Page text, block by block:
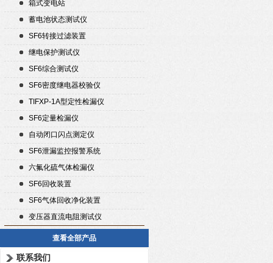
箱式变电站
蓄电池状态测试仪
SF6转接过滤装置
继电保护测试仪
SF6综合测试仪
SF6密度继电器校验仪
TIFXP-1A型定性检漏仪
SF6定量检漏仪
自动闭口闪点测定仪
SF6泄漏监控报警系统
六氟化硫气体检漏仪
SF6回收装置
SF6气体回收净化装置
变压器直流电阻测试仪
查看全部产品
联系我们